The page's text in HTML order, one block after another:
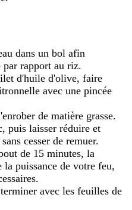
dans un bol afin
rapport au riz.
d'huile d'olive, faire
avec une pincée
de matière grasse.
puis laisser réduire et
cesser de remuer.
de 15 minutes, la
puissance de votre feu,
avec les feuilles de